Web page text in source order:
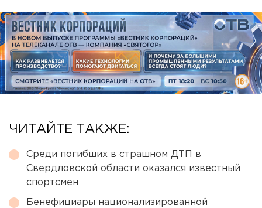
ЧИТАЙТЕ ТАКЖЕ:
Среди погибших в страшном ДТП в
Свердловской области оказался известный
спортсмен
Бенефициары национализированной